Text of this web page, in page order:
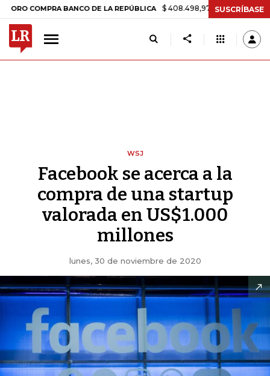
BANCO DE LA REPÚBLICA $ 408.498,97 +$ 8.753,81 +2,19%
SUSCRÍBASE
WSJ
Facebook se acerca a la
compra de una startup
valorada en US$1.000
millones
lunes, 30 de noviembre de 2020